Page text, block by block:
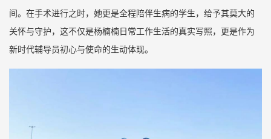
间。在手术进行之时，她更是全程陪伴生病的学生，给予其莫大的
关怀与守护，这不仅是杨楠楠日常工作生活的真实写照，更是作为
新时代辅导员初心与使命的生动体现。